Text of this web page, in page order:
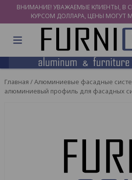
ВНИМАНИЕ! УВАЖАЕМЫЕ КЛИЕНТЫ, В
КУРСОМ ДОЛЛАРА, ЦЕНЫ МОГУТ
Главная /Алюминиевые фасадные
алюминиевый профиль для фасадных